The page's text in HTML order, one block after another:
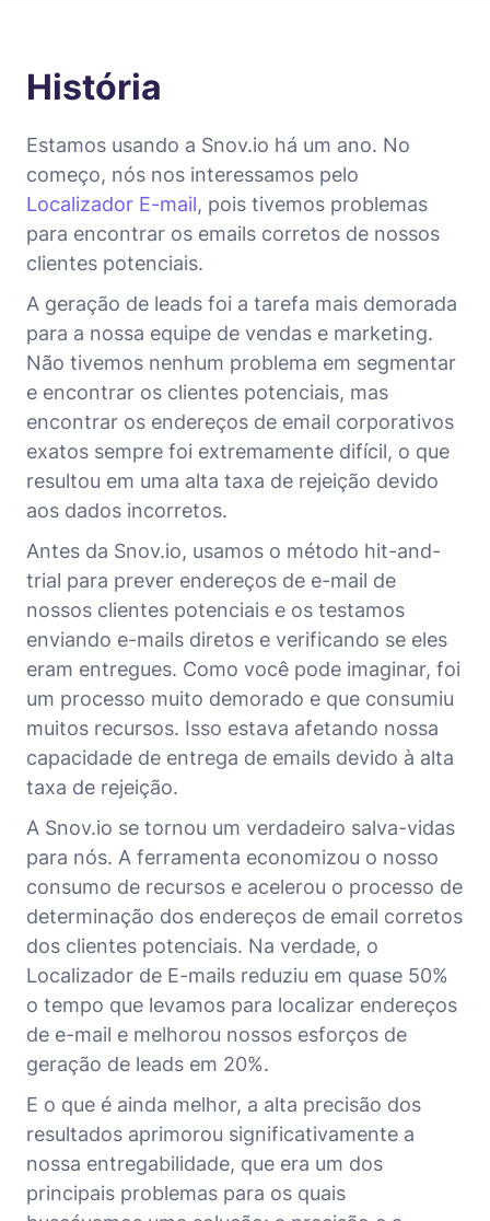
História
Estamos usando a Snov.io há um ano. No
começo, nós nos interessamos pelo
Localizador E-mail, pois tivemos problemas
para encontrar os emails corretos de nossos
clientes potenciais.
A geração de leads foi a tarefa mais demorada
para a nossa equipe de vendas e marketing.
Não tivemos nenhum problema em segmentar
e encontrar os clientes potenciais, mas
encontrar os endereços de email corporativos
exatos sempre foi extremamente difícil, o que
resultou em uma alta taxa de rejeição devido
aos dados incorretos.
Antes da Snov.io, usamos o método hit-and-
trial para prever endereços de e-mail de
nossos clientes potenciais e os testamos
enviando e-mails diretos e verificando se eles
eram entregues. Como você pode imaginar, foi
um processo muito demorado e que consumiu
muitos recursos. Isso estava afetando nossa
capacidade de entrega de emails devido à alta
taxa de rejeição.
A Snov.io se tornou um verdadeiro salva-vidas
para nós. A ferramenta economizou o nosso
consumo de recursos e acelerou o processo de
determinação dos endereços de email corretos
dos clientes potenciais. Na verdade, o
Localizador de E-mails reduziu em quase 50%
o tempo que levamos para localizar endereços
de e-mail e melhorou nossos esforços de
geração de leads em 20%.
E o que é ainda melhor, a alta precisão dos
resultados aprimorou significativamente a
nossa entregabilidade, que era um dos
principais problemas para os quais